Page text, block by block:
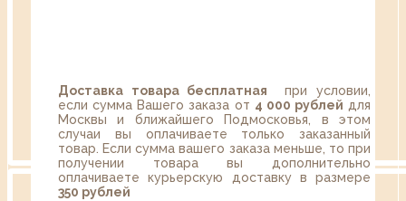
Доставка товара бесплатная при условии,
если сумма Вашего заказа от 4 000 рублей для
Москвы и ближайшего Подмосковья, в этом
случаи вы оплачиваете только заказанный
товар. Если сумма вашего заказа меньше, то при
получении товара вы дополнительно
оплачиваете курьерскую доставку в размере
350 рублей